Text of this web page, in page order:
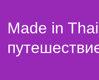
Made in